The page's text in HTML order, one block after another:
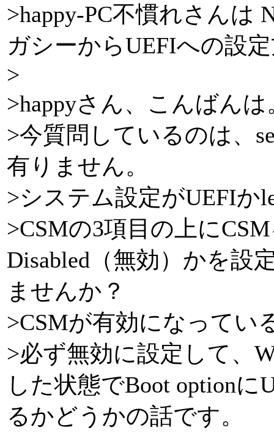
>happy-PC不慣れさんは
ガシーからUEFIへの設
>
>happyさん、こんばんは
>今質問しているのは、
有りません。
>システム設定がUEFIか
>CSMの3項目の上に
Disabled（無効）かを設
ませんか？
>CSMが有効になってい
>必ず無効に設定して、
した状態でBoot option
るかどうかの話です。